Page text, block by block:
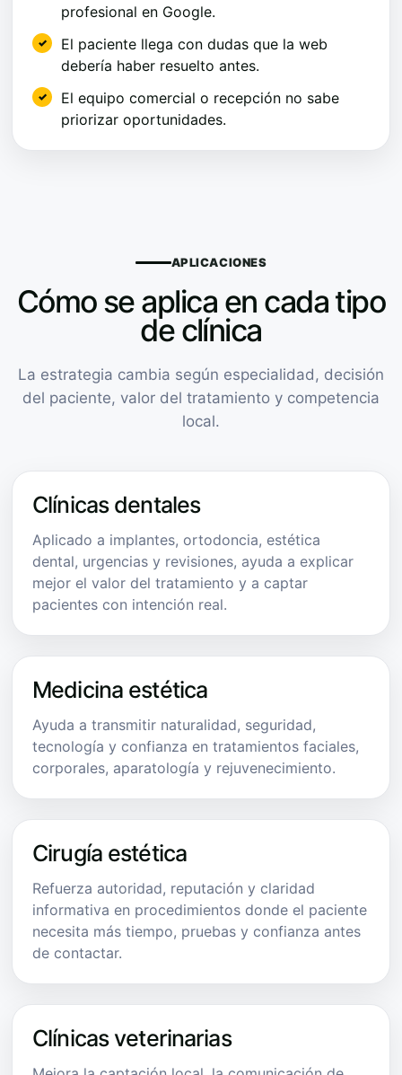
profesional en Google.
El paciente llega con dudas que la web
debería haber resuelto antes.
El equipo comercial o recepción no sabe
priorizar oportunidades.
APLICACIONES
Cómo se aplica en cada tipo
de clínica
La estrategia cambia según especialidad, decisión
del paciente, valor del tratamiento y competencia
local.
Clínicas dentales
Aplicado a implantes, ortodoncia, estética
dental, urgencias y revisiones, ayuda a explicar
mejor el valor del tratamiento y a captar
pacientes con intención real.
Medicina estética
Ayuda a transmitir naturalidad, seguridad,
tecnología y confianza en tratamientos faciales,
corporales, aparatología y rejuvenecimiento.
Cirugía estética
Refuerza autoridad, reputación y claridad
informativa en procedimientos donde el paciente
necesita más tiempo, pruebas y confianza antes
de contactar.
Clínicas veterinarias